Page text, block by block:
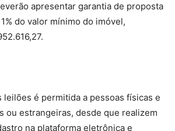
apresentar garantia de proposta
do valor mínimo do imóvel,
leilões é permitida a pessoas físicas e
ou estrangeiras, desde que realizem
na plataforma eletrônica e